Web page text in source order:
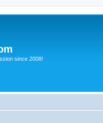
since 2008!